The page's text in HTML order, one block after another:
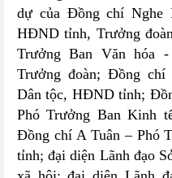
dự của Đồng chí Nghe
HĐND tỉnh, Trưởng
Trưởng Ban Văn hóa
Trưởng đoàn; Đồng chí
Dân tộc, HĐND tỉnh;
Phó Trưởng Ban Kinh
Đồng chí A Tuân–Phó
tỉnh; đại diện Lãnh đạo